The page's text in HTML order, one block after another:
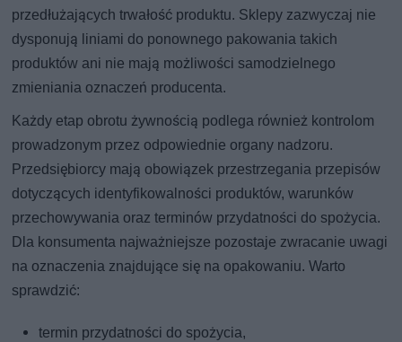
przedłużających trwałość produktu. Sklepy zazwyczaj nie
dysponują liniami do ponownego pakowania takich
produktów ani nie mają możliwości samodzielnego
zmieniania oznaczeń producenta.
Każdy etap obrotu żywnością podlega również kontrolom
prowadzonym przez odpowiednie organy nadzoru.
Przedsiębiorcy mają obowiązek przestrzegania przepisów
dotyczących identyfikowalności produktów, warunków
przechowywania oraz terminów przydatności do spożycia.
Dla konsumenta najważniejsze pozostaje zwracanie uwagi
na oznaczenia znajdujące się na opakowaniu. Warto
sprawdzić:
termin przydatności do spożycia,